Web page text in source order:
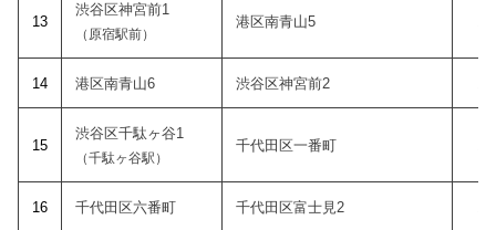
13
渋谷区神宮前1
（原宿駅前）
港区南青山5
14 港区南青山6 渋谷区神宮前2
15
渋谷区千駄ヶ谷1
（千駄ヶ谷駅）
千代田区一番町
16 千代田区六番町 千代田区富士見2